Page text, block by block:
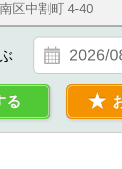
区中割町 4-40
2026/
る